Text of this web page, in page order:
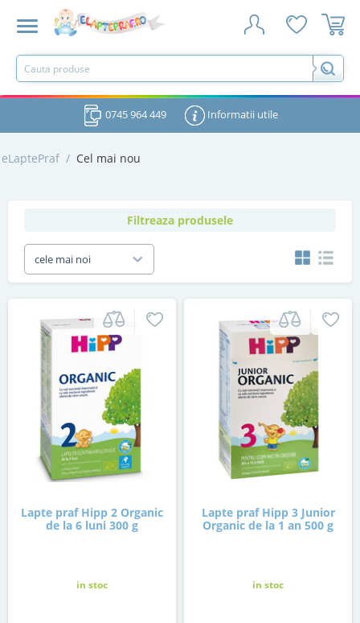
0745 964 449 Informatii utile
eLaptePraf / Cel mai nou
Filtreaza produsele
cele mai noi
Lapte praf Hipp 2 Organic
de la 6 luni 300 g
in stoc
Lapte praf Hipp 3 Junior
Organic de la 1 an 500 g
in stoc